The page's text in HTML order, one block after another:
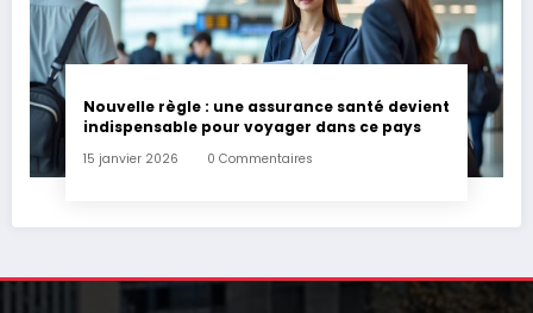
Nouvelle règle : une assurance santé devient
indispensable pour voyager dans ce pays
15 janvier 2026 0 Commentaires